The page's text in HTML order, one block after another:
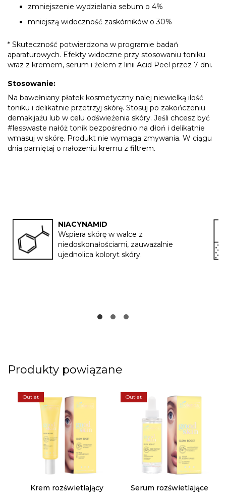
zmniejszenie wydzielania sebum o 4%
mniejszą widoczność zaskórników o 30%
* Skuteczność potwierdzona w programie badań
aparaturowych. Efekty widoczne przy stosowaniu toniku
wraz z kremem, serum i żelem z linii Acid Peel przez 7 dni.
Stosowanie:
Na bawełniany płatek kosmetyczny nalej niewielką ilość
toniku i delikatnie przetrzyj skórę. Stosuj po zakończeniu
demakijażu lub w celu odświeżenia skóry. Jeśli chcesz być
#lesswaste nałóż tonik bezpośrednio na dłoń i delikatnie
wmasuj w skórę. Produkt nie wymaga zmywania. W ciągu
dnia pamiętaj o nałożeniu kremu z filtrem.
NIACYNAMID
Wspiera skórę w walce z
niedoskonałościami, zauważalnie
ujednolica koloryt skóry.
Produkty powiązane
Outlet
Krem rozświetlający
Outlet
Serum rozświetlające